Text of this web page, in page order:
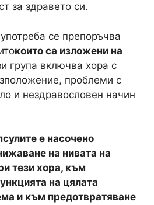
за здравето си.
се препоръчва
които са изложени на
група включва хора с
проблеми с
и нездравословен начин
е насочено
на нивата на
тези хора, към
на цялата
и към предотвратяване